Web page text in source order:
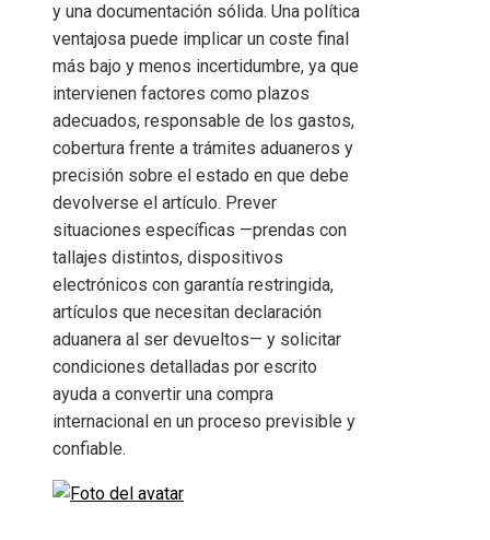
y una documentación sólida. Una política
ventajosa puede implicar un coste final
más bajo y menos incertidumbre, ya que
intervienen factores como plazos
adecuados, responsable de los gastos,
cobertura frente a trámites aduaneros y
precisión sobre el estado en que debe
devolverse el artículo. Prever
situaciones específicas —prendas con
tallajes distintos, dispositivos
electrónicos con garantía restringida,
artículos que necesitan declaración
aduanera al ser devueltos— y solicitar
condiciones detalladas por escrito
ayuda a convertir una compra
internacional en un proceso previsible y
confiable.